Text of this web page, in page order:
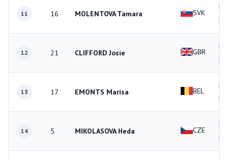
11 16 MOLENTOVA Tamara SVK
12 21 CLIFFORD Josie GBR
13 17 EMONTS Marisa BEL
14 5 MIKOLASOVA Heda CZE